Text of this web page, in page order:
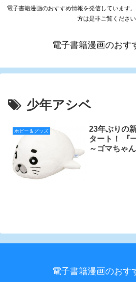
電子書籍漫画のおすすめ情報を発信しています
方は是非ご覧ください
電子書籍漫画のおす
少年アシベ
ホビー＆グッズ
23年ぶりの
タート！ 『
～ゴマちゃ
電子書籍漫画のおす